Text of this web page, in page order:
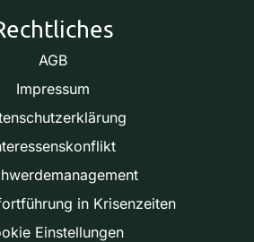
AGB
Impressum
in Krisenzeiten
Einstellungen